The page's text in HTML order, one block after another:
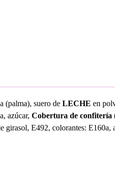
(palma), suero deLECHE en
azúcar,Cobertura de confitería
girasol, E492, colorantes: E160a,